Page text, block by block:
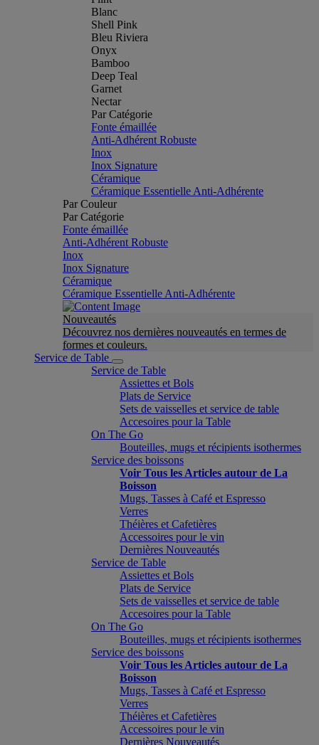
Blanc
Shell Pink
Bleu Riviera
Onyx
Bamboo
Deep Teal
Garnet
Nectar
Par Catégorie
Fonte émaillée
Anti-Adhérent Robuste
Inox
Inox Signature
Céramique
Céramique Essentielle Anti-Adhérente
Par Couleur
Par Catégorie
Fonte émaillée
Anti-Adhérent Robuste
Inox
Inox Signature
Céramique
Céramique Essentielle Anti-Adhérente
Nouveautés
Découvrez nos dernières nouveautés en termes de
formes et couleurs.
Service de Table
Service de Table
Assiettes et Bols
Plats de Service
Sets de vaisselles et service de table
Accesoires pour la Table
On The Go
Bouteilles, mugs et récipients isothermes
Service des boissons
Voir Tous les Articles autour de La
Boisson
Mugs, Tasses à Café et Espresso
Verres
Théières et Cafetières
Accessoires pour le vin
Dernières Nouveautés
Service de Table
Assiettes et Bols
Plats de Service
Sets de vaisselles et service de table
Accesoires pour la Table
On The Go
Bouteilles, mugs et récipients isothermes
Service des boissons
Voir Tous les Articles autour de La
Boisson
Mugs, Tasses à Café et Espresso
Verres
Théières et Cafetières
Accessoires pour le vin
Dernières Nouveautés